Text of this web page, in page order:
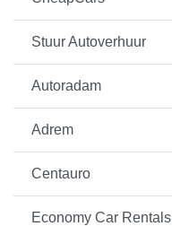
Stuur Autoverhuur
Autoradam
Adrem
Centauro
Economy Car Rentals